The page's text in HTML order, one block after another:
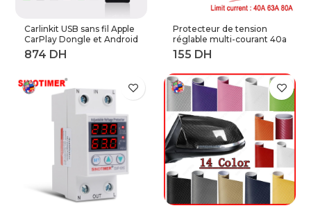
Carlinkit USB sans fil Apple
CarPlay Dongle et Android
Auto pour modifier les
Services de voiture
Protecteur de tension
réglable multi-courant 40a
63a 80a, 230V AC,
récupération automatique
Protection contre les
surtensions à limite
actuelle